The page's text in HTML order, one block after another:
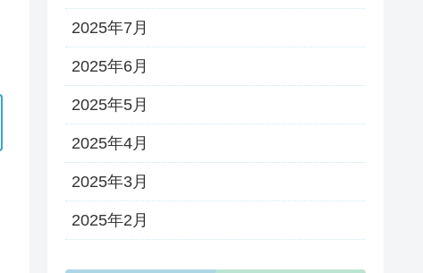
2025年7月
2025年6月
2025年5月
2025年4月
2025年3月
2025年2月